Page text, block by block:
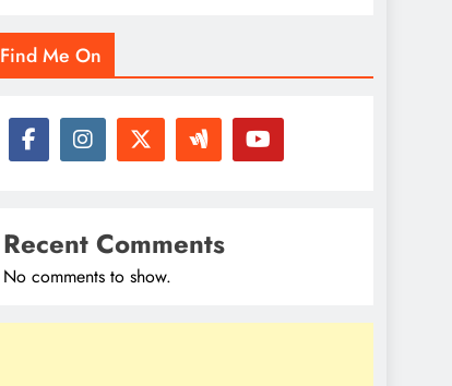
Find Me On
Recent Comments
No comments to show.